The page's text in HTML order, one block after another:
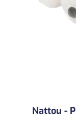
Nattou -